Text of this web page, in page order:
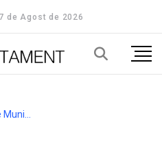
de Agost de 2026